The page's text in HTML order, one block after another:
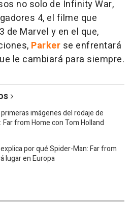
no solo de Infinity War,
4, el filme que
de Marvel y en el que,
Parker se enfrentará
le cambiará para siempre.
imágenes del rodaje de
Far from Home con Tom Holland
por qué Spider-Man: Far from
lugar en Europa